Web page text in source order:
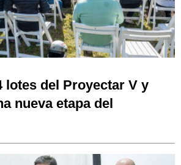
lotes del Proyectar V y
nueva etapa del